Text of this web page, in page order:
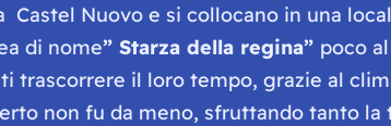
Nuovo e si collocano in una
di nome” Starza della regina” poco
trascorrere il loro tempo, grazie al
non fu da meno, sfruttando tanto